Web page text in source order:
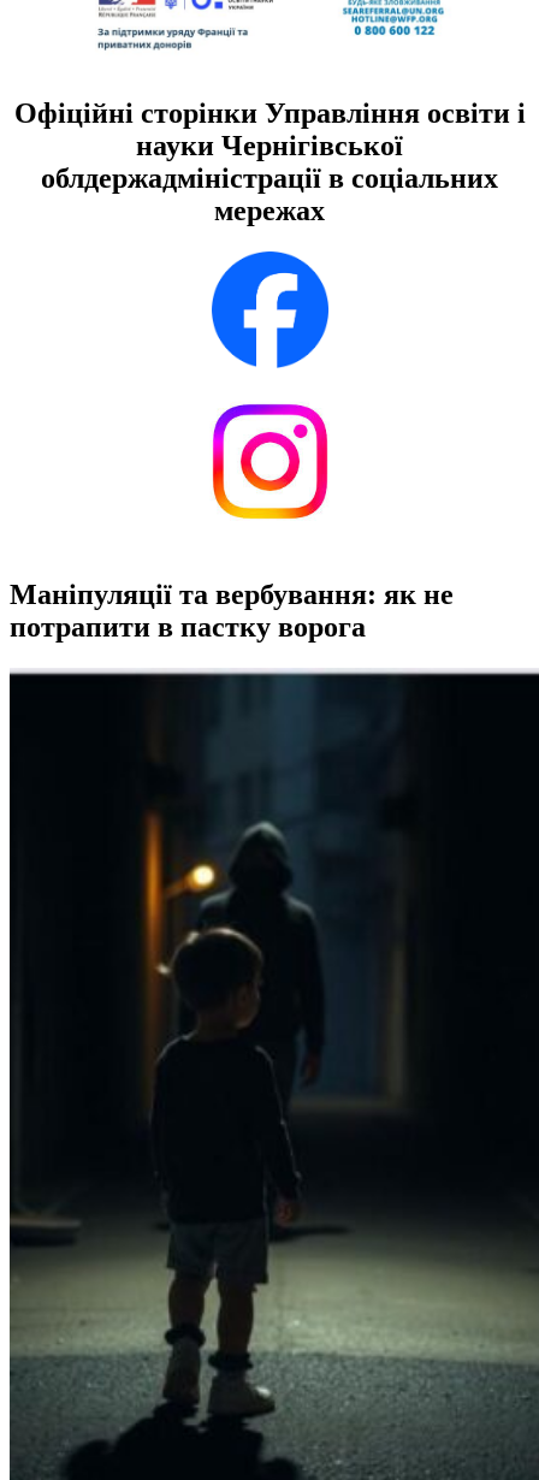
Офіційні сторінки Управління освіти і
науки Чернігівської
облдержадміністрації в соціальних
мережах
Маніпуляції та вербування: як не
потрапити в пастку ворога